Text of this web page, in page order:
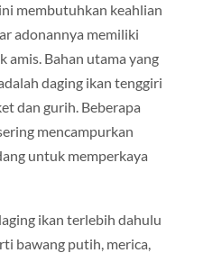
membutuhkan keahlian
adonannya memiliki
amis. Bahan utama yang
daging ikan tenggiri
dan gurih. Beberapa
mencampurkan
untuk memperkaya
ikan terlebih dahulu
bawang putih, merica,